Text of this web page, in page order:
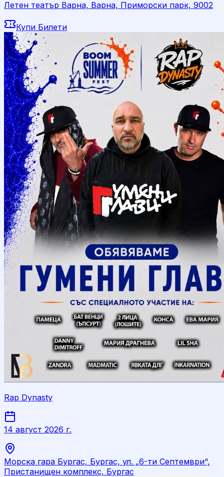
Летен театър Варна, Варна, Приморски парк, 9002
Купи Билети
Rap Dynasty
14 август 2026 г.
Морска гара Бургас, Бургас, ул. „6-ти Септември“,
Пристанищен комплекс, Бургас